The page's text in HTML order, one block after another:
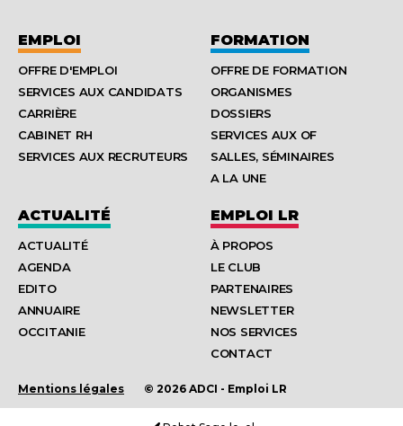
EMPLOI
OFFRE D'EMPLOI
SERVICES AUX CANDIDATS
CARRIÈRE
CABINET RH
SERVICES AUX RECRUTEURS
FORMATION
OFFRE DE FORMATION
ORGANISMES
DOSSIERS
SERVICES AUX OF
SALLES, SÉMINAIRES
A LA UNE
ACTUALITÉ
ACTUALITÉ
AGENDA
EDITO
ANNUAIRE
OCCITANIE
EMPLOI LR
À PROPOS
LE CLUB
PARTENAIRES
NEWSLETTER
NOS SERVICES
CONTACT
Mentions légales © 2026 ADCI - Emploi LR